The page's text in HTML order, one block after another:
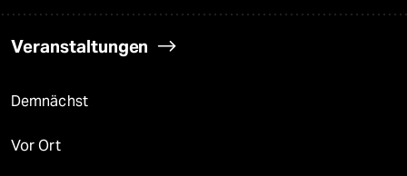
Veranstaltungen
Demnächst
Vor Ort